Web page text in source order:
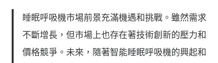
睡眠呼吸機市場前景充滿機遇和挑戰。雖然需求
不斷增長，但市場上也存在著技術創新的壓力和
價格競爭。未來，隨著智能睡眠呼吸機的興起和